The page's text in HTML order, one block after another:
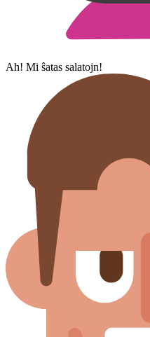
Ah! Mi ŝatas salatojn!